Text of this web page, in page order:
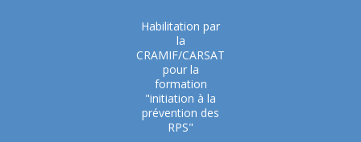
Habilitation par
la
CRAMIF/CARSAT
pour la
formation
"initiation à la
prévention des
RPS"